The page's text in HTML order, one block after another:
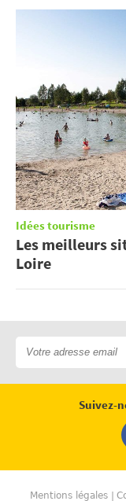
Idées tourisme
Les meilleurs
Loire
Suivez-
Mentions légales